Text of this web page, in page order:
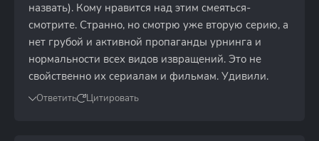
назвать). Кому нравится над этим смеяться-
смотрите. Странно, но смотрю уже вторую серию, а
нет грубой и активной пропаганды урнинга и
нормальности всех видов извращений. Это не
свойственно их сериалам и фильмам. Удивили.
Ответить Цитировать